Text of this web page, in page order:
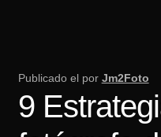
Recibir Castings
Publicado el por Jm2Foto
9